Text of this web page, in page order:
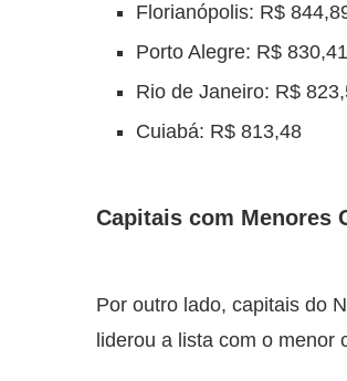
Florianópolis: R$
Porto Alegre: R$ 830,41
Rio de Janeiro: R$
Cuiabá: R$ 813,48
Capitais com Menores
Por outro lado, capitais do
liderou a lista com o